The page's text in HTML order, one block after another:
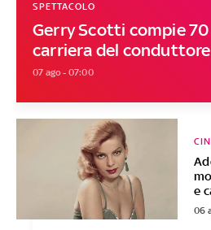
Gerry Scotti compie
carriera del
SPETTACOLO
07 ago - 07:00
e
06